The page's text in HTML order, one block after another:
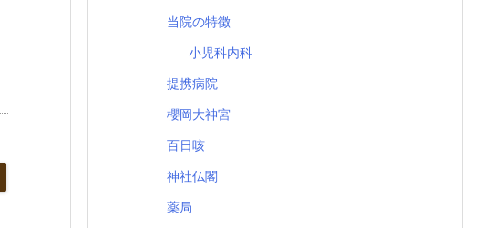
当院の特徴
小児科内科
提携病院
櫻岡大神宮
百日咳
神社仏閣
薬局